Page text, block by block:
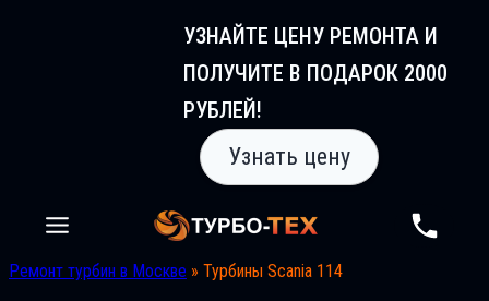
УЗНАЙТЕ ЦЕНУ РЕМОНТА И
ПОЛУЧИТЕ В ПОДАРОК 2000
РУБЛЕЙ!
Узнать цену
Ремонт турбин в Москве » Турбины Scania 114